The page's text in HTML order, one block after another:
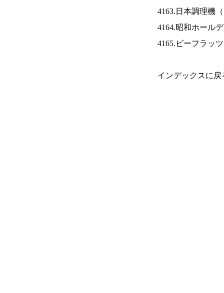
4163.日本調理機（
4164.昭和ホール
4165.ビーフラッ
インデックスに戻